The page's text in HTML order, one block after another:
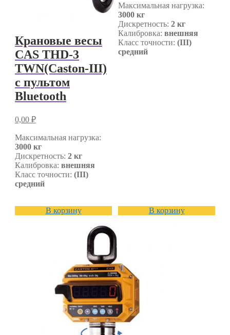
Крановые весы
CAS THD-3
TWN(Caston-III)
с пультом
Bluetooth
0,00 ₽
Максимальная нагрузка:
3000 кг
Дискретность: 2 кг
Калибровка: внешняя
Класс точности: (III)
средний
В корзину
Максимальная нагрузка:
3000 кг
Дискретность: 2 кг
Калибровка: внешняя
Класс точности: (III)
средний
В корзину